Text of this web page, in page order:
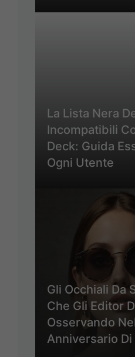
La Lista Nera
Incompatibili
Deck: Guida
Ogni Utente
Gli Occhiali Da
Che Gli Editor
Osservando
Anniversario